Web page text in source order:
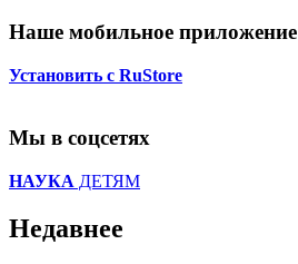
Наше мобильное приложение
Установить с RuStore
Мы в соцсетях
НАУКА ДЕТЯМ
Недавнее